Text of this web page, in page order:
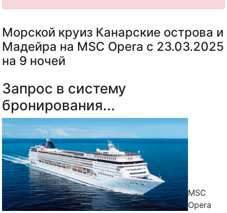
Морской круиз Канарские острова и
Мадейра на MSC Opera с 23.03.2025
на 9 ночей
MSC
Opera
Запрос в систему
бронирования...